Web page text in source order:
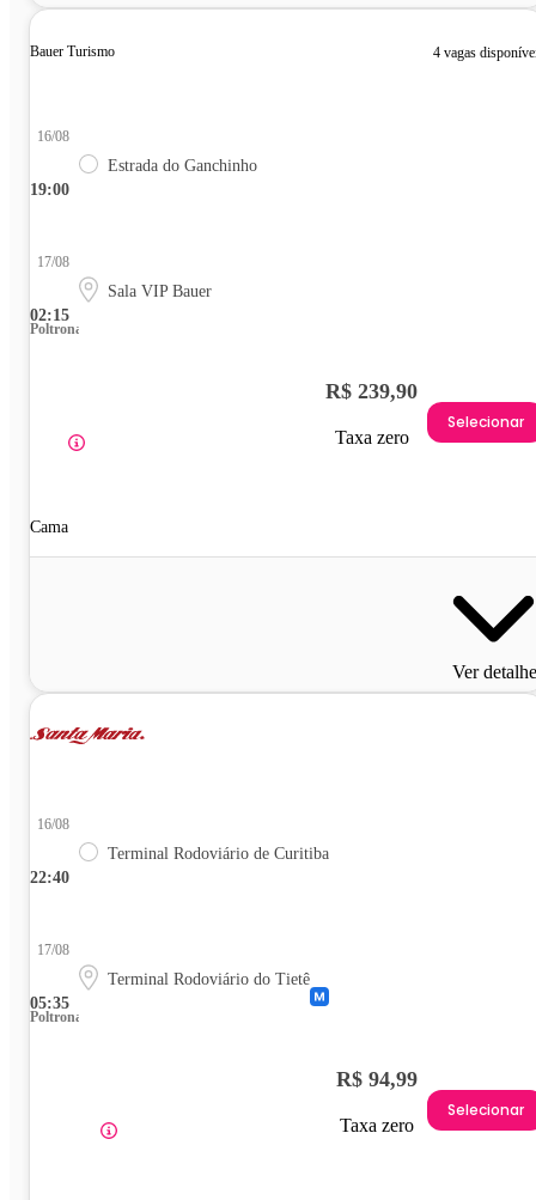
Bauer Turismo 4 vagas
19:00
16/08
Estrada do Ganchinho
02:15
17/08
Sala VIP Bauer
Poltrona
Cama
R$ 239,90
Taxa zero
Selecionar
Ver
22:40
16/08
Terminal Rodoviário de Curitiba
05:35
17/08
Terminal Rodoviário do Tietê
Poltrona
R$ 94,99
Taxa zero
Selecionar